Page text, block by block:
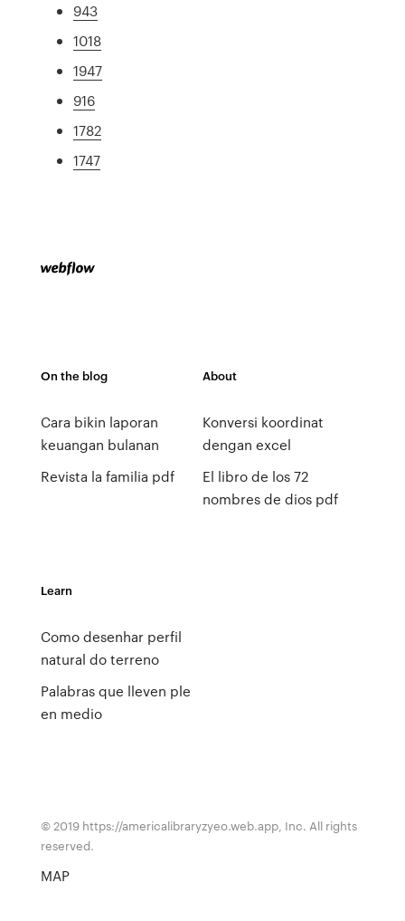
943
1018
1947
916
1782
1747
On the blog
Cara bikin laporan
keuangan bulanan
Revista la familia pdf
About
Konversi koordinat
dengan excel
El libro de los 72
nombres de dios pdf
Learn
Como desenhar perfil
natural do terreno
Palabras que lleven ple
en medio
© 2019 https://americalibraryzyeo.web.app, Inc. All rights
reserved.
MAP